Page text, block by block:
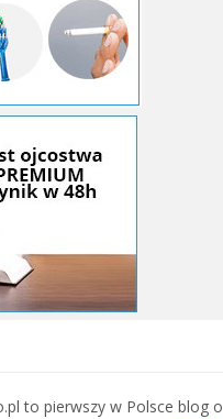
to pierwszy w Polsce blog o